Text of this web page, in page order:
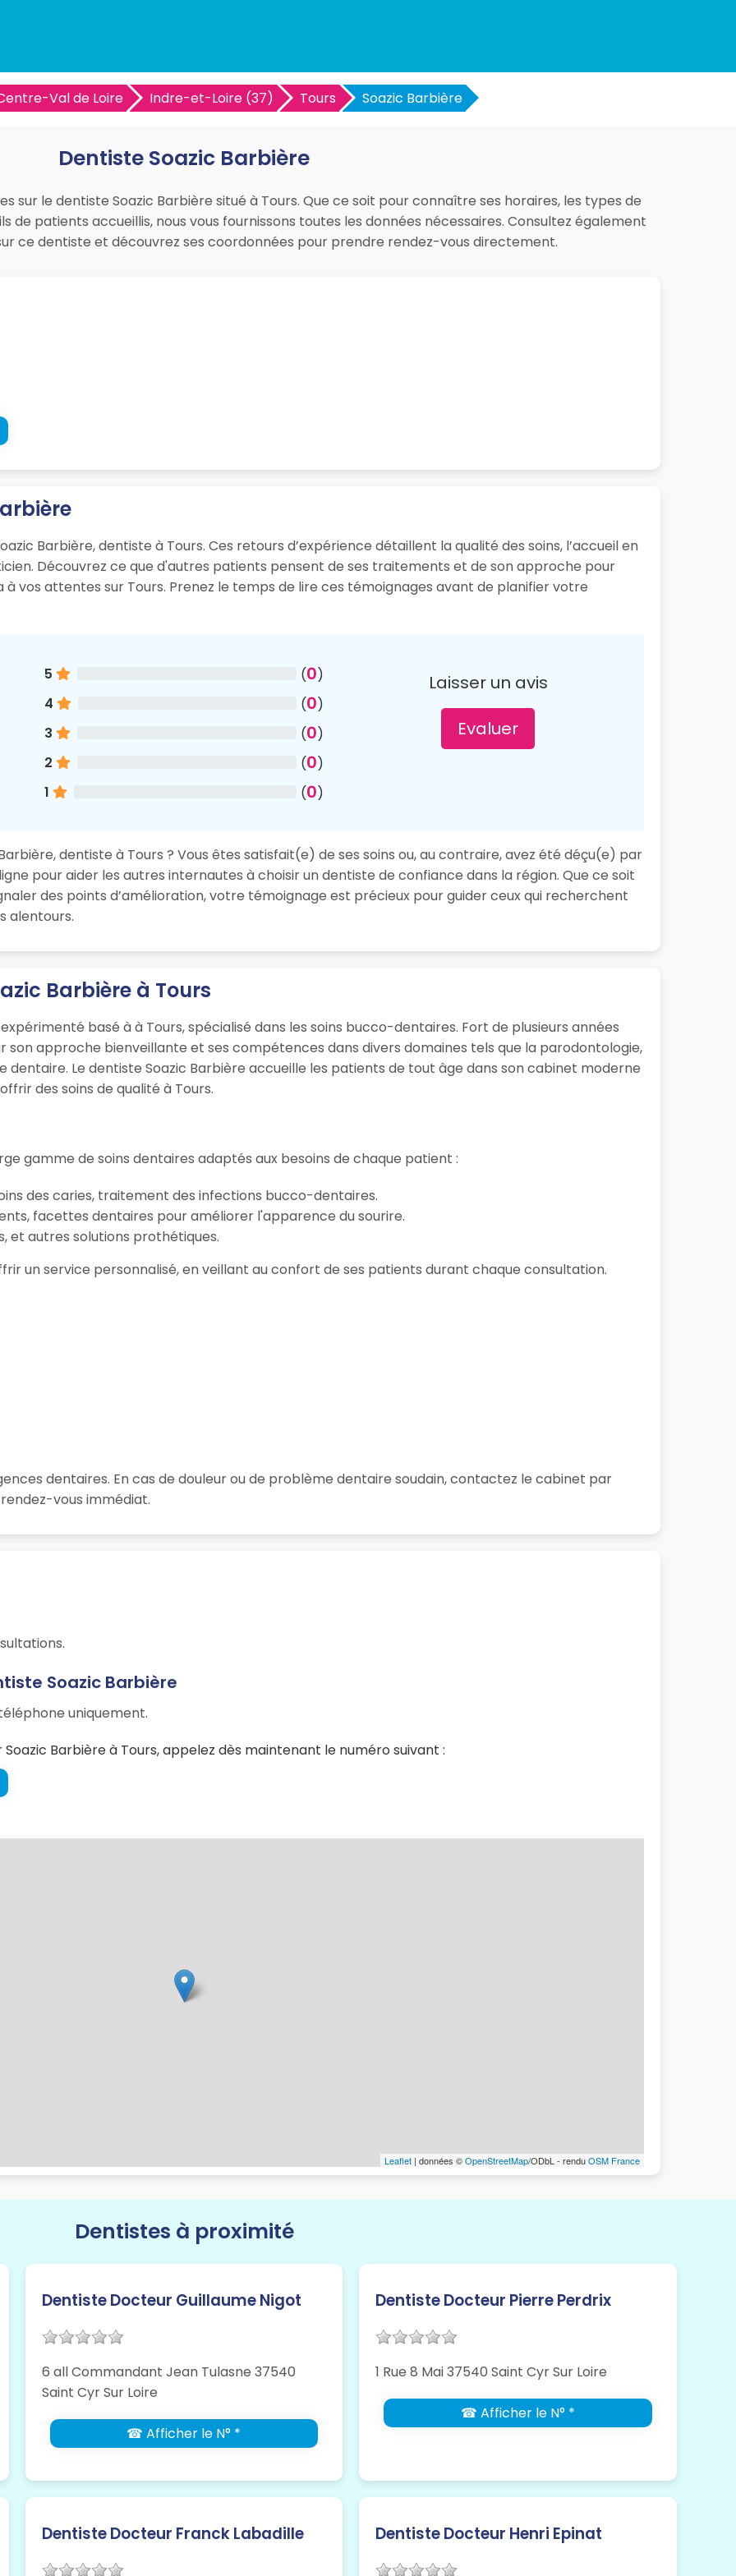
Val de Loire Indre-et-Loire (37) Tours Soazic Barbière
Dentiste Soazic Barbière
sur le dentiste Soazic Barbière situé à Tours. Que ce soit pour connaître ses horaires, les types de
de patients accueillis, nous vous fournissons toutes les données nécessaires. Consultez également
ce dentiste et découvrez ses coordonnées pour prendre rendez-vous directement.
Barbière, dentiste à Tours. Ces retours d’expérience détaillent la qualité des soins, l’accueil en
Découvrez ce que d'autres patients pensent de ses traitements et de son approche pour
vos attentes sur Tours. Prenez le temps de lire ces témoignages avant de planifier votre
5 (0)
4
(0)
3
(0)
2
(0)
1
(0)
Laisser un avis
Evaluer
dentiste à Tours ? Vous êtes satisfait(e) de ses soins ou, au contraire, avez été déçu(e) par
pour aider les autres internautes à choisir un dentiste de confiance dans la région. Que ce soit
des points d’amélioration, votre témoignage est précieux pour guider ceux qui recherchent
alentours.
Barbière à Tours
basé à à Tours, spécialisé dans les soins bucco-dentaires. Fort de plusieurs années
approche bienveillante et ses compétences dans divers domaines tels que la parodontologie,
Le dentiste Soazic Barbière accueille les patients de tout âge dans son cabinet moderne
des soins de qualité à Tours.
gamme de soins dentaires adaptés aux besoins de chaque patient :
des caries, traitement des infections bucco-dentaires.
facettes dentaires pour améliorer l'apparence du sourire.
et autres solutions prothétiques.
un service personnalisé, en veillant au confort de ses patients durant chaque consultation.
dentaires. En cas de douleur ou de problème dentaire soudain, contactez le cabinet par
vous immédiat.
Soazic Barbière
uniquement.
Barbière à Tours, appelez dès maintenant le numéro suivant :
Leaflet | données ©OpenStreetMap/ODbL - renduOSM France
Dentistes à proximité
Dentiste Docteur Guillaume Nigot
6 all Commandant Jean Tulasne 37540
Saint Cyr Sur Loire
☎ Afficher le N° *
Dentiste Docteur Pierre Perdrix
1 Rue 8 Mai 37540 Saint Cyr Sur Loire
☎ Afficher le N° *
Dentiste Docteur Franck Labadille Dentiste Docteur Henri Epinat